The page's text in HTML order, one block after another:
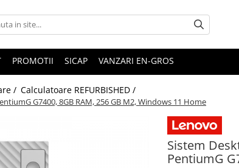
PROMOTII SICAP VANZARI EN-GROS
/ Calculatoare REFURBISHED /
G7400, 8GB RAM, 256 GB M2, Windows 11 Home
Sistem
PentiumG